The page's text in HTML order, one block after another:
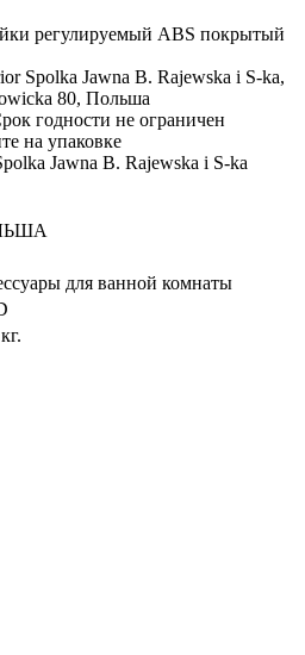
регулируемый ABS покрытый
Spolka Jawna B. Rajewska i S-ka,
80, Польша
годности не ограничен
на упаковке
Jawna B. Rajewska i S-ka
для ванной комнаты